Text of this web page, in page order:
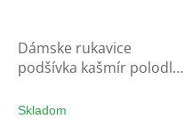
Dámske rukavice
podšívka kašmír polodlhé
Skladom